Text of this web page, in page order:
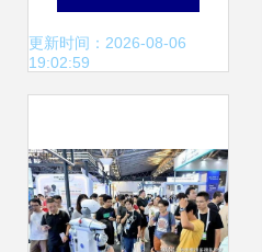
政，守护家的洁净
更新时间：2026-08-06
19:02:59